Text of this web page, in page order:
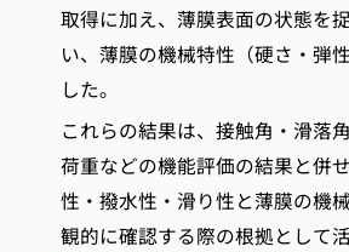
取得に加え、薄膜表面の状態を
い、薄膜の機械特性（硬さ・弾
した。
これらの結果は、接触角・滑落
荷重などの機能評価の結果と併
性・撥水性・滑り性と薄膜の機
観的に確認する際の根拠として